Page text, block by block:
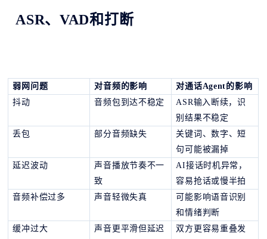
ASR、VAD和打断
弱网问题 对音频的影响 对通话Agent的影响
抖动
音频包到达不稳定
ASR输入断续，识
别结果不稳定
丢包
部分音频缺失
关键词、数字、短
句可能被漏掉
延迟波动
声音播放节奏不一
致
AI接话时机异常，
容易抢话或慢半拍
音频补偿过多
声音轻微失真
可能影响语音识别
和情绪判断
缓冲过大
声音更平滑但延迟
双方更容易重叠发